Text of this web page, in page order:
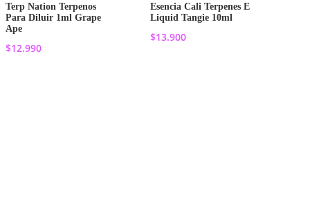
Terp Nation Terpenos
Para Diluir 1ml Grape
Ape
$12.990
Esencia Cali Terpenes E
Liquid Tangie 10ml
$13.900